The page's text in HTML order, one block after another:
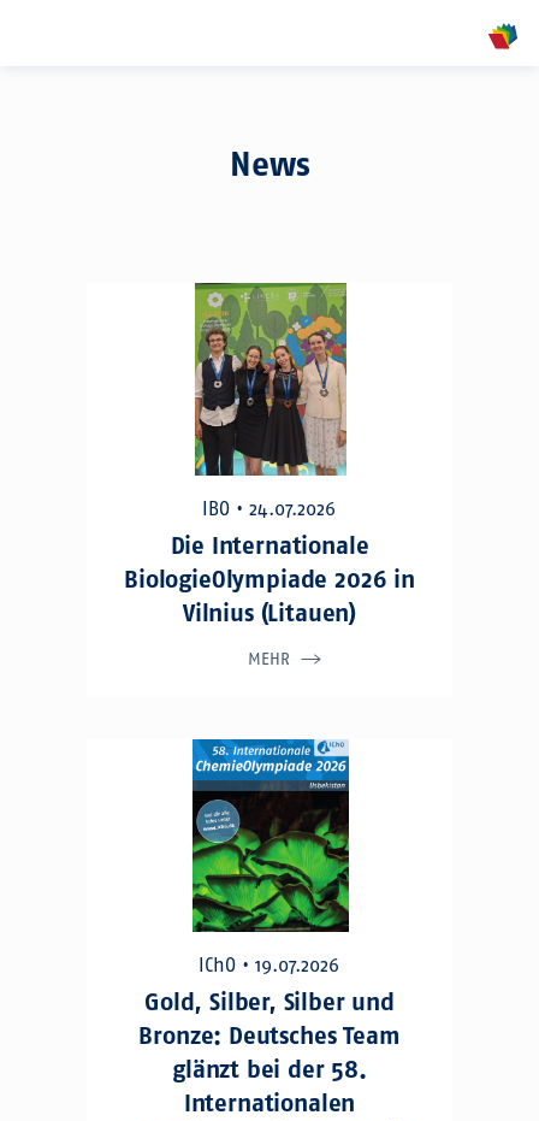
News
IBO • 24.07.2026
Die Internationale
BiologieOlympiade 2026 in
Vilnius (Litauen)
MEHR
IChO • 19.07.2026
Gold, Silber, Silber und
Bronze: Deutsches Team
glänzt bei der 58.
Internationalen